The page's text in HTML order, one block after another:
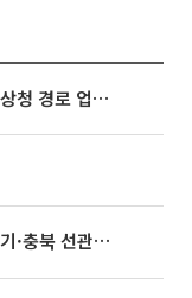
태풍 '돌핀' 오키나와 접근…일본기상청 경로 업데이트
등 추가 압수수색